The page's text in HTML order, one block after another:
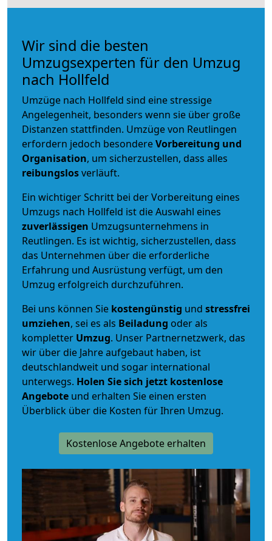
Wir sind die besten
Umzugsexperten für den Umzug
nach Hollfeld
Umzüge nach Hollfeld sind eine stressige
Angelegenheit, besonders wenn sie über große
Distanzen stattfinden. Umzüge von Reutlingen
erfordern jedoch besondereVorbereitung und
Organisation, um sicherzustellen, dass alles
reibungslosverläuft.
Ein wichtiger Schritt bei der Vorbereitung eines
Umzugs nach Hollfeld ist die Auswahl eines
zuverlässigen Umzugsunternehmens in
Reutlingen. Es ist wichtig, sicherzustellen, dass
das Unternehmen über die erforderliche
Erfahrung und Ausrüstung verfügt, um den
Umzug erfolgreich durchzuführen.
Bei uns können Sie kostengünstig und stressfrei
umziehen, sei es als Beiladung oder als
kompletter Umzug. Unser Partnernetzwerk, das
wir über die Jahre aufgebaut haben, ist
deutschlandweit und sogar international
unterwegs. Holen Sie sich jetzt kostenlose
Angebote und erhalten Sie einen ersten
Überblick über die Kosten für Ihren Umzug.
Kostenlose Angebote erhalten